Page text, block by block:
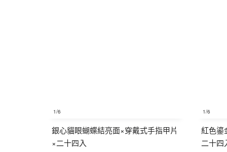
1/6
銀心貓眼蝴蝶結亮面×穿戴式手指甲片
×二十四入
1/6
紅色鎏
二十四